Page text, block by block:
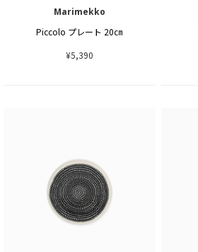
Marimekko
Piccolo プレート 20㎝
¥5,390